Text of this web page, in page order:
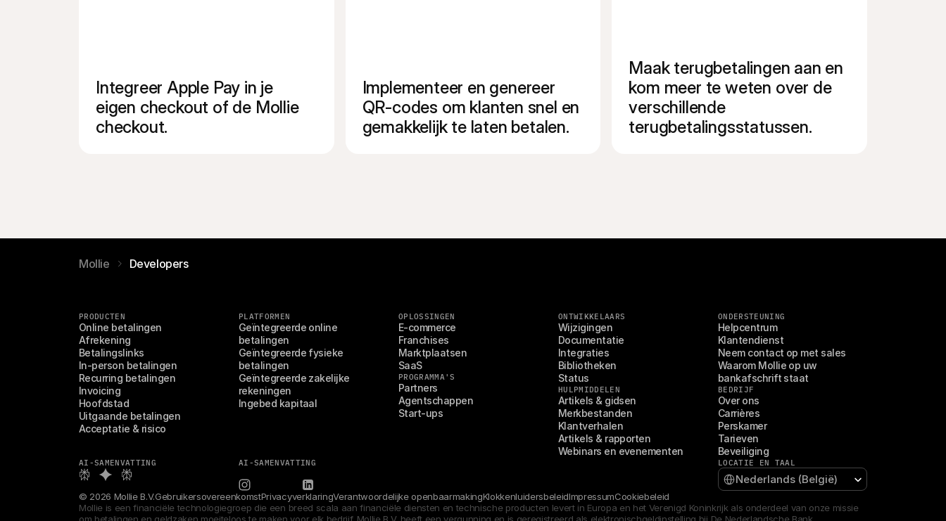
Integreer Apple Pay in je
eigen checkout of de Mollie
checkout.
Implementeer en genereer
QR-codes om klanten snel en
gemakkelijk te laten betalen.
Maak terugbetalingen aan en
kom meer te weten over de
verschillende
terugbetalingsstatussen.
Mollie Developers
PRODUCTEN
Online betalingen
Afrekening
Betalingslinks
In-person betalingen
Recurring betalingen
Invoicing
Hoofdstad
Uitgaande betalingen
Acceptatie & risico
PLATFORMEN
Geïntegreerde online
betalingen
Geïntegreerde fysieke
betalingen
Geïntegreerde zakelijke
rekeningen
Ingebed kapitaal
OPLOSSINGEN
E-commerce
Franchises
Marktplaatsen
SaaS
PROGRAMMA'S
Partners
Agentschappen
Start-ups
ONTWIKKELAARS
Wijzigingen
Documentatie
Integraties
Bibliotheken
Status
HULPMIDDELEN
Artikels & gidsen
Merkbestanden
Klantverhalen
Artikels & rapporten
Webinars en evenementen
ONDERSTEUNING
Helpcentrum
Klantendienst
Neem contact op met sales
Waarom Mollie op uw
bankafschrift staat
BEDRIJF
Over ons
Carrières
Perskamer
Tarieven
Beveiliging
AI-SAMENVATTING AI-SAMENVATTING
LOCATIE EN TAAL
Select Language
Nederlands (België)
© 2026 Mollie B.V.GebruikersovereenkomstPrivacyverklaringVerantwoordelijke openbaarmakingKlokkenluidersbeleidImpressumCookiebeleid
Mollie is een financiële technologiegroep die een breed scala aan financiële diensten en technische producten levert in Europa en het Verenigd Koninkrijk als onderdeel van onze missie